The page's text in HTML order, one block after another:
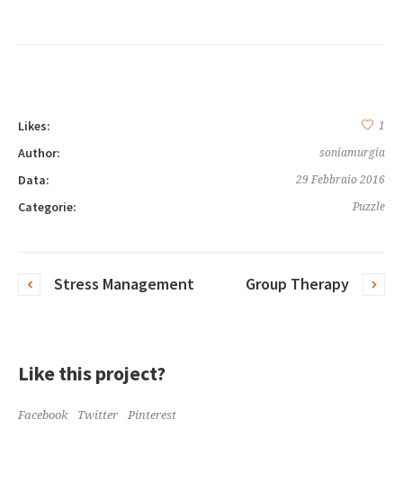
Likes: 1
Author: soniamurgia
Data: 29 Febbraio 2016
Categorie: Puzzle
Stress Management Group Therapy
Like this project?
Facebook Twitter Pinterest